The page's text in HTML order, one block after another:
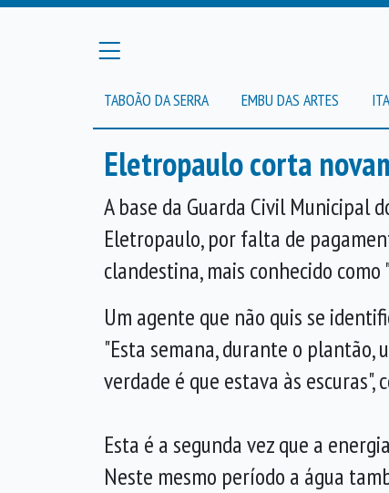
TABOÃO DA SERRA EMBU DAS ARTES
Eletropaulo corta
A base da Guarda Civil Municipal
Eletropaulo, por falta de
clandestina, mais conhecido
Um agente que não quis se
"Esta semana, durante o plantão,
verdade é que estava às escuras",
Esta é a segunda vez que a
Neste mesmo período a água